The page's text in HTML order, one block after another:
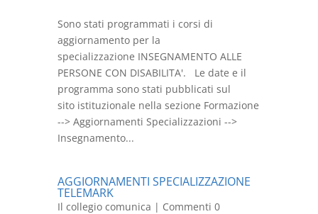
Sono stati programmati i corsi di
aggiornamento per la
specializzazione INSEGNAMENTO ALLE
PERSONE CON DISABILITA'. Le date e il
programma sono stati pubblicati sul
sito istituzionale nella sezione Formazione
--> Aggiornamenti Specializzazioni -->
Insegnamento...
AGGIORNAMENTI SPECIALIZZAZIONE
TELEMARK
Il collegio comunica | Commenti 0